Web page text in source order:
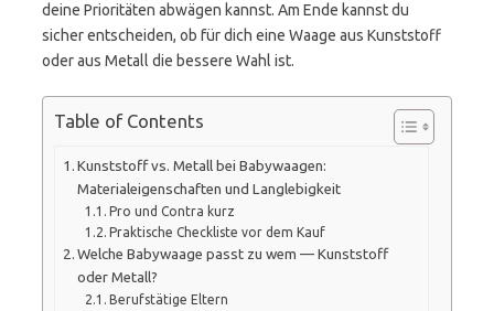
deine Prioritäten abwägen kannst. Am Ende kannst du
sicher entscheiden, ob für dich eine Waage aus Kunststoff
oder aus Metall die bessere Wahl ist.
Table of Contents
Kunststoff vs. Metall bei Babywaagen:
Materialeigenschaften und Langlebigkeit
Pro und Contra kurz
Praktische Checkliste vor dem Kauf
Welche Babywaage passt zu wem — Kunststoff
oder Metall?
Berufstätige Eltern